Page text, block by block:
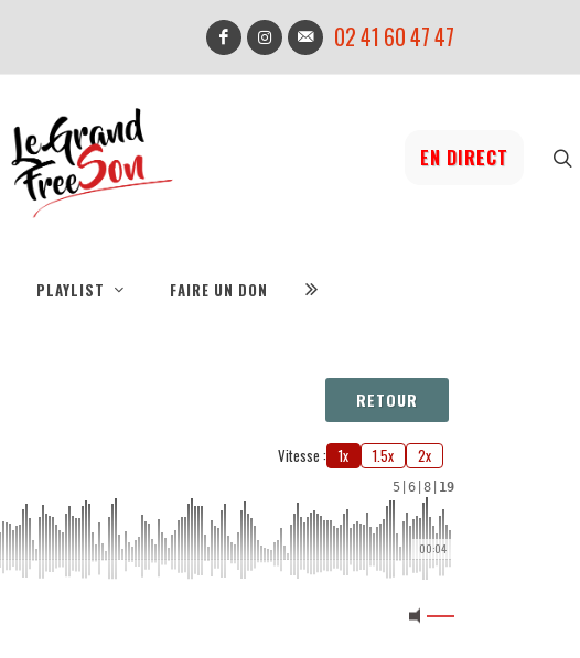
02 41 60 47 47
EN DIRECT
PLAYLIST FAIRE UN DON
RETOUR
Vitesse : 1x 1.5x 2x
5 6 8 19
00:04